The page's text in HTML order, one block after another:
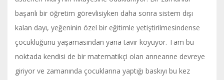
başarılı bir öğretim görevlisiyken daha sonra sistem dışı
kalan dayı, yeğeninin özel bir eğitimle yetiştirilmesindense
çocukluğunu yaşamasından yana tavır koyuyor. Tam bu
noktada kendisi de bir matematikçi olan anneanne devreye
giriyor ve zamanında çocuklarına yaptığı baskıyı bu kez